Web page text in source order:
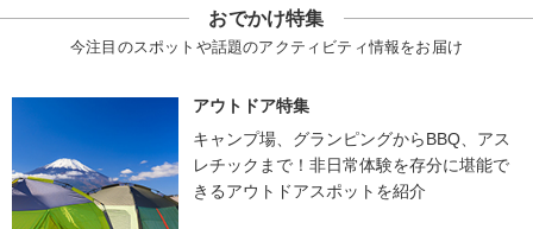
おでかけ特集
今注目のスポットや話題のアクティビティ情報をお届け
アウトドア特集
キャンプ場、グランピングからBBQ、アス
レチックまで！非日常体験を存分に堪能で
きるアウトドアスポットを紹介